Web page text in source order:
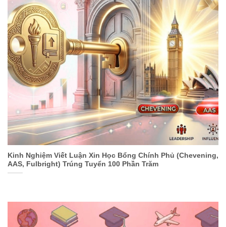
Kinh Nghiệm Viết Luận Xin Học Bổng Chính Phủ (Chevening,
AAS, Fulbright) Trúng Tuyển 100 Phần Trăm